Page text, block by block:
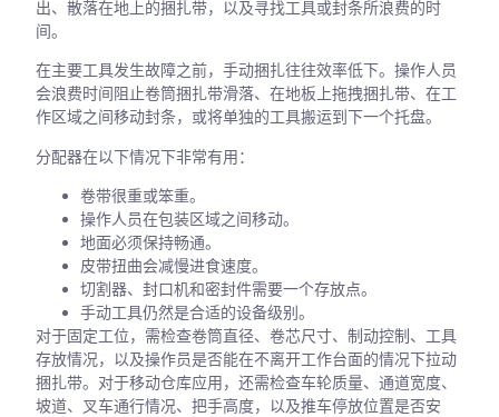
出、散落在地上的捆扎带，以及寻找工具或封条所浪费的时
间。
在主要工具发生故障之前，手动捆扎往往效率低下。操作人员
会浪费时间阻止卷筒捆扎带滑落、在地板上拖拽捆扎带、在工
作区域之间移动封条，或将单独的工具搬运到下一个托盘。
分配器在以下情况下非常有用：
卷带很重或笨重。
操作人员在包装区域之间移动。
地面必须保持畅通。
皮带扭曲会减慢进食速度。
切割器、封口机和密封件需要一个存放点。
手动工具仍然是合适的设备级别。
对于固定工位，需检查卷筒直径、卷芯尺寸、制动控制、工具
存放情况，以及操作员是否能在不离开工作台面的情况下拉动
捆扎带。对于移动仓库应用，还需检查车轮质量、通道宽度、
坡道、叉车通行情况、把手高度，以及推车停放位置是否安